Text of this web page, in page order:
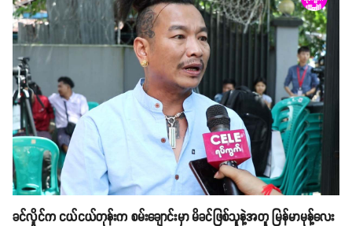
ခင်လှိုင်က ငယ်ငယ်တုန်းက စမ်းချောင်းမှာ မိခင်ဖြစ်သူနဲ့အတူ မြန်မာမုန့်လေး